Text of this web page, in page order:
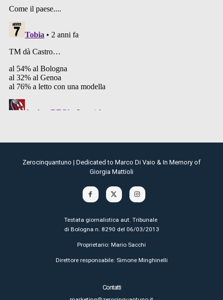
Zerocinquantuno | Dedicated to Marco Di Vaio & In Memory of
Giorgia Mattioli
Testata giornalistica aut. Tribunale
di Bologna n. 8290 del 06/03/2013
Proprietario: Mario Sacchi
Direttore responsabile: Simone Minghinelli
Contatti